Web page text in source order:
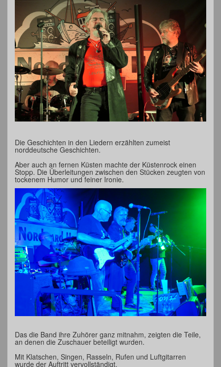
Die Geschichten in den Liedern erzählten zumeist
norddeutsche Geschichten.
Aber auch an fernen Küsten machte der Küstenrock einen
Stopp. Die Überleitungen zwischen den Stücken zeugten von
tockenem Humor und feiner Ironie.
Das die Band ihre Zuhörer ganz mitnahm, zeigten die Teile,
an denen die Zuschauer beteiligt wurden.
Mit Klatschen, Singen, Rasseln, Rufen und Luftgitarren
wurde der Auftritt vervollständigt.